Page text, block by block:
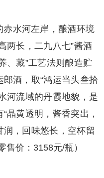
赤水河左岸，酿酒环境
两长，二九八七”酱酒
、藏”工艺法则酿造贮
酒，取“鸿运当头叁拾
河流域的丹霞地貌，是
晶黄透明，酱香突出，
润，回味悠长，空杯留
售价：3158元/瓶）